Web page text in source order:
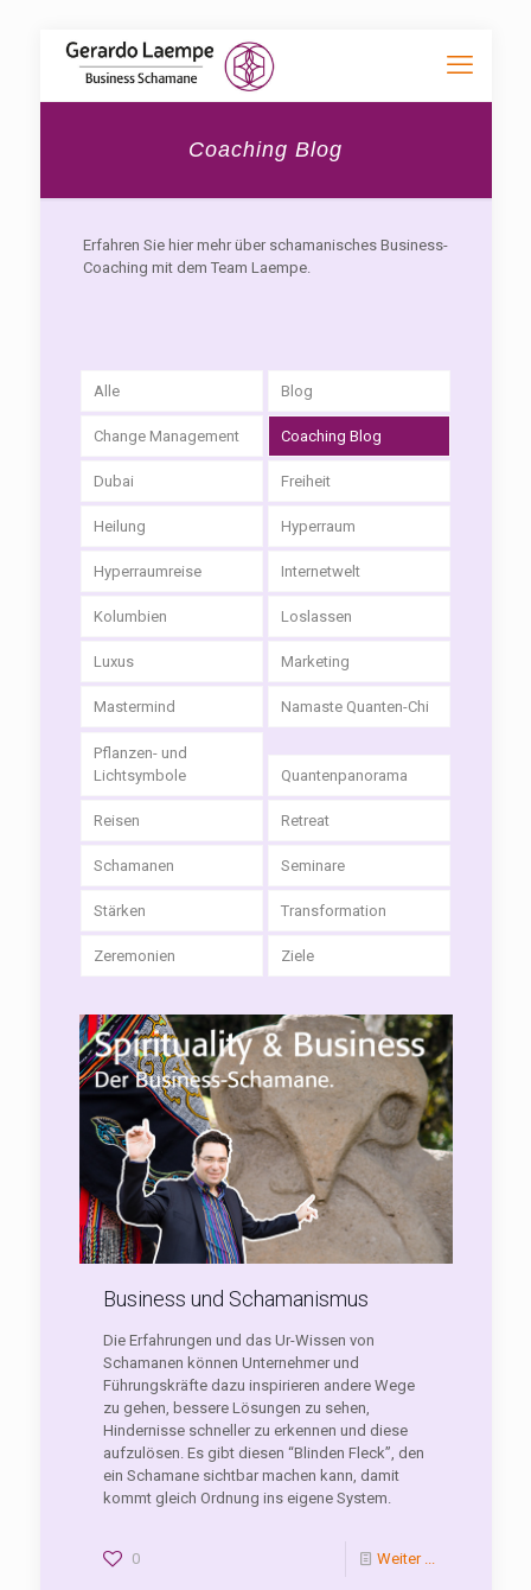
Coaching Blog
Erfahren Sie hier mehr über schamanisches Business-
Coaching mit dem Team Laempe.
Alle Blog
Change Management Coaching Blog
Dubai Freiheit
Heilung Hyperraum
Hyperraumreise Internetwelt
Kolumbien Loslassen
Luxus Marketing
Mastermind Namaste Quanten-Chi
Pflanzen- und
Lichtsymbole
Quantenpanorama
Reisen Retreat
Schamanen Seminare
Stärken Transformation
Zeremonien Ziele
Business und Schamanismus
Die Erfahrungen und das Ur-Wissen von
Schamanen können Unternehmer und
Führungskräfte dazu inspirieren andere Wege
zu gehen, bessere Lösungen zu sehen,
Hindernisse schneller zu erkennen und diese
aufzulösen. Es gibt diesen “Blinden Fleck”, den
ein Schamane sichtbar machen kann, damit
kommt gleich Ordnung ins eigene System.
0 Weiter ...